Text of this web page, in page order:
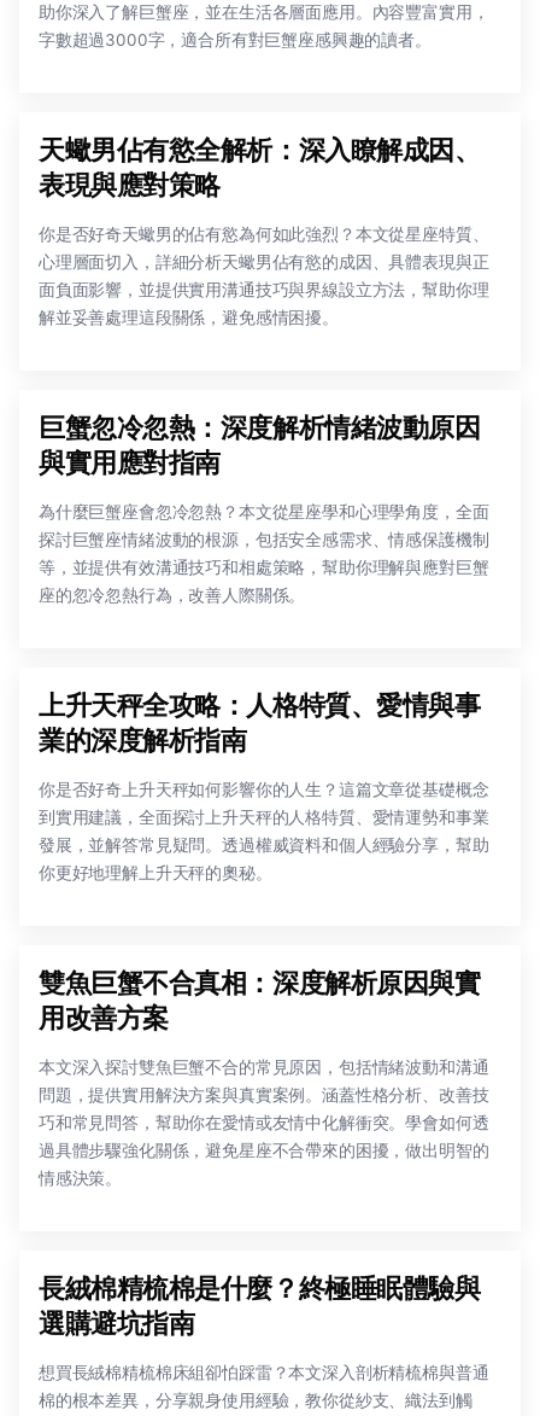
助你深入了解巨蟹座，並在生活各層面應用。內容豐富實用，
字數超過3000字，適合所有對巨蟹座感興趣的讀者。
天蠍男佔有慾全解析：深入瞭解成因、
表現與應對策略
你是否好奇天蠍男的佔有慾為何如此強烈？本文從星座特質、
心理層面切入，詳細分析天蠍男佔有慾的成因、具體表現與正
面負面影響，並提供實用溝通技巧與界線設立方法，幫助你理
解並妥善處理這段關係，避免感情困擾。
巨蟹忽冷忽熱：深度解析情緒波動原因
與實用應對指南
為什麼巨蟹座會忽冷忽熱？本文從星座學和心理學角度，全面
探討巨蟹座情緒波動的根源，包括安全感需求、情感保護機制
等，並提供有效溝通技巧和相處策略，幫助你理解與應對巨蟹
座的忽冷忽熱行為，改善人際關係。
上升天秤全攻略：人格特質、愛情與事
業的深度解析指南
你是否好奇上升天秤如何影響你的人生？這篇文章從基礎概念
到實用建議，全面探討上升天秤的人格特質、愛情運勢和事業
發展，並解答常見疑問。透過權威資料和個人經驗分享，幫助
你更好地理解上升天秤的奧秘。
雙魚巨蟹不合真相：深度解析原因與實
用改善方案
本文深入探討雙魚巨蟹不合的常見原因，包括情緒波動和溝通
問題，提供實用解決方案與真實案例。涵蓋性格分析、改善技
巧和常見問答，幫助你在愛情或友情中化解衝突。學會如何透
過具體步驟強化關係，避免星座不合帶來的困擾，做出明智的
情感決策。
長絨棉精梳棉是什麼？終極睡眠體驗與
選購避坑指南
想買長絨棉精梳棉床組卻怕踩雷？本文深入剖析精梳棉與普通
棉的根本差異，分享親身使用經驗，教你從紗支、織法到觸